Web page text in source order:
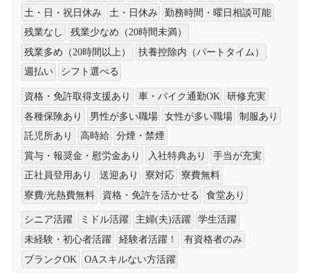
土・日・祝日休み
土・日休み
勤務時間・曜日相談可能
残業なし
残業少なめ（20時間未満）
残業多め（20時間以上）
扶養控除内（パートタイム）
週払い
シフト選べる
資格・免許取得支援あり 車・バイク通勤OK
研修充実
各種保険あり
男性が多い職場 女性が多い職場
制服あり
託児所あり
高時給
分煙・禁煙
賞与・報奨金・慰労金あり
入社特典あり
手当が充実
正社員登用あり
送迎あり 寮対応
寮費無料
寮費/光熱費無料
資格・免許を活かせる 食堂あり
シニア活躍 ミドル活躍 主婦(夫)活躍
学生活躍
未経験・初心者活躍
経験者活躍！
有資格者のみ
ブランクOK
OAスキルない方活躍